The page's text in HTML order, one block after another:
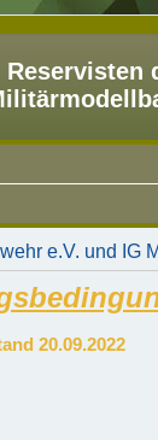
Reservisten
e.V. und IG
20.09.2022